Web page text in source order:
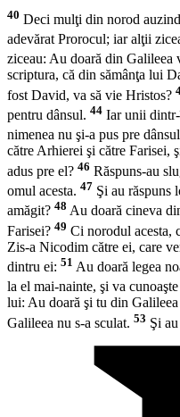
40 Deci mulţi din norod
adevărat Prorocul; iar alţii
ziceau: Au doară din Galileea
scriptura, că din sămânţa lui
fost David, va să vie Hristos?
pentru dânsul. 44 Iar unii
nimenea nu şi-a pus pre
către Arhierei şi către Farisei,
adus pre el? 46 Răspuns-au
omul acesta. 47 Şi au răspuns
amăgit? 48 Au doară cineva
Farisei? 49 Ci norodul acesta,
Zis-a Nicodim către ei, care
dintru ei: 51 Au doară legea
la el mai-nainte, şi va
lui: Au doară şi tu din
Galileea nu s-a sculat. 53 Şi